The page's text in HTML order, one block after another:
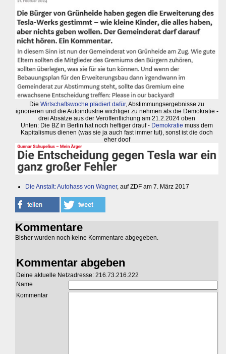
DieWirtschaftswoche plädiert dafür, Abstimmungsergebnisse zu
ignorieren und die Autoindustrie wichtiger zu nehmen als die Demokratie -
drei Absätze aus der Veröffentlichung am 21.2.2024 oben
Unten: Die BZ in Berlin hat noch heftiger drauf - Demokratie muss dem
Kapitalismus dienen (was sie ja auch fast immer tut), sonst ist die doch
eher doof
Die Anstalt: Autohass von Wagner, auf ZDF am 7. März 2017
Kommentare
Bisher wurden noch keine Kommentare abgegeben.
Kommentar abgeben
Deine aktuelle Netzadresse: 216.73.216.222
Name
Kommentar